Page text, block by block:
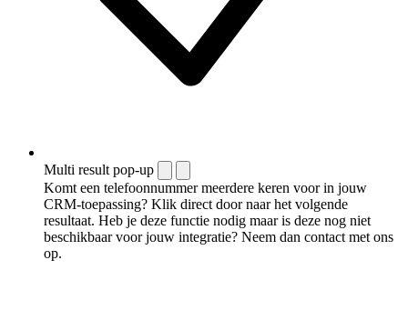
Multi result pop-up
Komt een telefoonnummer meerdere keren voor in jouw
CRM-toepassing? Klik direct door naar het volgende
resultaat. Heb je deze functie nodig maar is deze nog niet
beschikbaar voor jouw integratie? Neem dan contact met ons
op.